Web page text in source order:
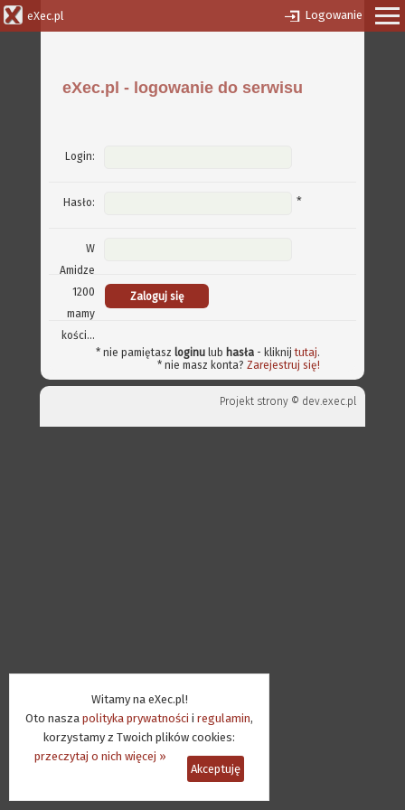
Witamy na eXec.pl!
Oto nasza polityka prywatności i regulamin,
korzystamy z Twoich plików cookies:
przeczytaj o nich więcej »
Akceptuję
eXec.pl Logowanie
eXec.pl - logowanie do serwisu
Login:
Hasło: *
W
Amidze
1200
mamy
kości...
* nie pamiętasz loginu lub hasła - kliknijtutaj.
* nie masz konta? Zarejestruj się!
Projekt strony © dev.exec.pl